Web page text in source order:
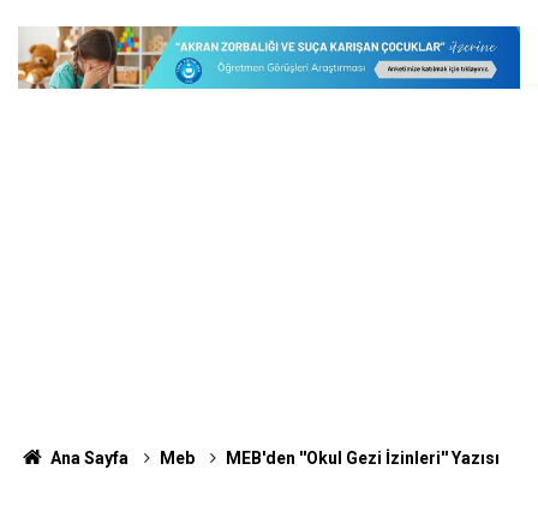
Ana Sayfa Meb MEB'den ''Okul Gezi İzinleri'' Yazısı